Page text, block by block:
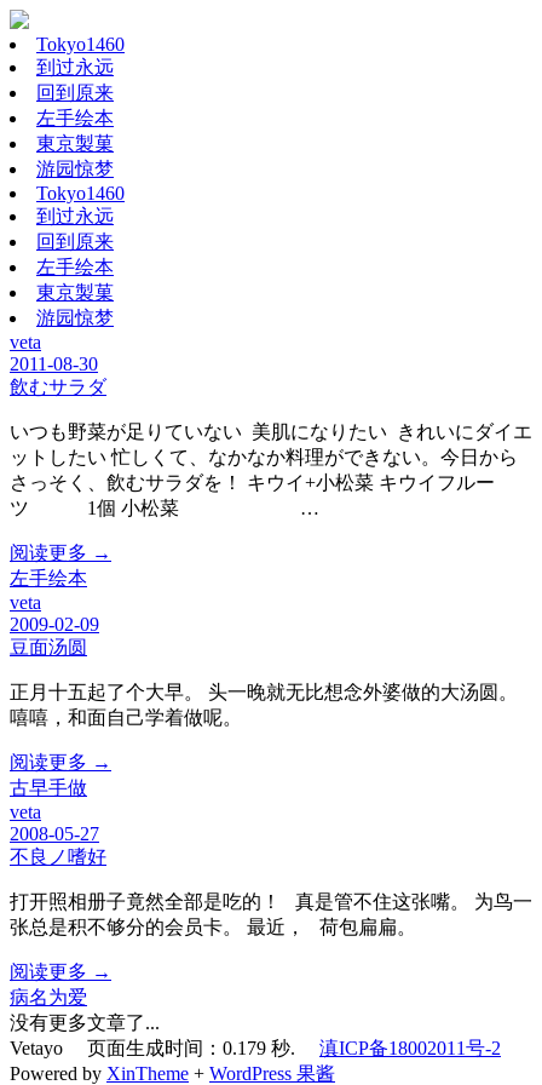
Tokyo1460
到过永远
回到原来
左手绘本
東京製菓
游园惊梦
Tokyo1460
到过永远
回到原来
左手绘本
東京製菓
游园惊梦
veta
2011-08-30
飲むサラダ
いつも野菜が足りていない 美肌になりたい きれいにダイエ
ットしたい 忙しくて、なかなか料理ができない。今日から
さっそく、飲むサラダを！ キウイ+小松菜 キウイフルー
ツ 1個 小松菜 …
阅读更多 →
左手绘本
veta
2009-02-09
豆面汤圆
正月十五起了个大早。 头一晚就无比想念外婆做的大汤圆。
嘻嘻，和面自己学着做呢。
阅读更多 →
古早手做
veta
2008-05-27
不良ノ嗜好
打开照相册子竟然全部是吃的！ 真是管不住这张嘴。 为鸟一
张总是积不够分的会员卡。 最近， 荷包扁扁。
阅读更多 →
病名为爱
没有更多文章了...
Vetayo 页面生成时间：0.179 秒. 滇ICP备18002011号-2
Powered by XinTheme + WordPress 果酱